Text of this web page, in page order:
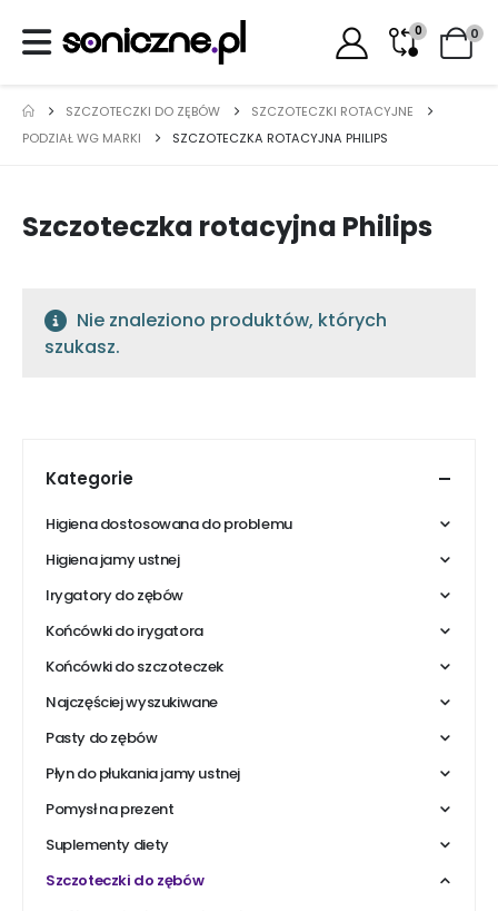
0 0
SZCZOTECZKI DO ZĘBÓW
SZCZOTECZKI ROTACYJNE
PODZIAŁ WG MARKI
SZCZOTECZKA ROTACYJNA PHILIPS
Szczoteczka rotacyjna Philips
Nie znaleziono produktów, których
szukasz.
Kategorie
Higiena dostosowana do problemu
Higiena jamy ustnej
Irygatory do zębów
Końcówki do irygatora
Końcówki do szczoteczek
Najczęściej wyszukiwane
Pasty do zębów
Płyn do płukania jamy ustnej
Pomysł na prezent
Suplementy diety
Szczoteczki do zębów